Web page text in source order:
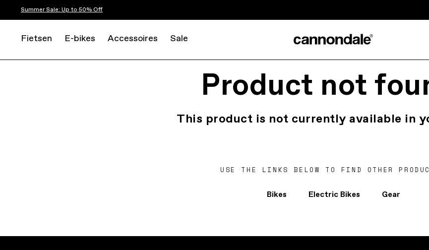
Summer Sale: Up to 50% Off
Fietsen E-bikes Accessoires Sale
Product not
This product is not currently available in
USE THE LINKS BELOW TO FIND OTHER
Bikes Electric Bikes Gear